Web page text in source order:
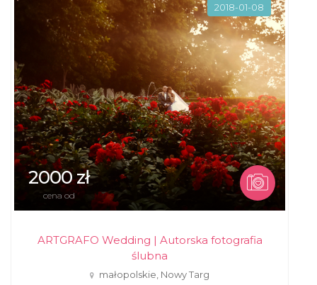
2018-01-08
2000 zł
cena od
ARTGRAFO Wedding | Autorska fotografia
ślubna
małopolskie, Nowy Targ